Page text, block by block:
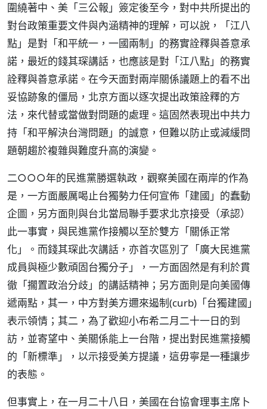
圍繞著中、美「三公報」簽定後至今，對中共所提出的
對台政策重要文件與內涵精神的理解，可以說，「江八
點」是對「和平統一，一國兩制」的務實詮釋與善意承
諾，最近的錢其琛講話，也應該是對「江八點」的務實
詮釋與善意承諾。在今天面對兩岸關係議題上的看不出
妥協跡象的僵局，北京方面以逐次提出政策詮釋的方
法，來代替或當做對問題的處理。這固然表現出中共力
持「和平解決台灣問題」的誠意，但難以防止或減緩問
題朝趨於複雜與難度升高的演變。
二○○○年的民進黨勝選執政，觀察美國在兩岸的作為
是，一方面嚴厲喝止台獨勢力任何宣佈「建國」的蠢動
企圖，另方面則與台北當局聯手要求北京接受（承認）
此一事實，與民進黨作接觸以至於雙方「關係正常
化」。而錢其琛此次講話，亦首次區別了「廣大民進黨
成員與極少數頑固台獨分子」，一方面固然是有利於貫
徹「擱置政治分歧」的講話精神；另方面則是向美國傳
遞兩點，其一，中方對美方邇來遏制(curb)「台獨建國」
表示領情；其二，為了歡迎小布希二月二十一日的到
訪，並寄望中、美關係能上一台階，提出對民進黨接觸
的「新標準」，以示接受美方提議，這毋寧是一種讓步
的表態。
但事實上，在一月二十八日，美國在台協會理事主席卜